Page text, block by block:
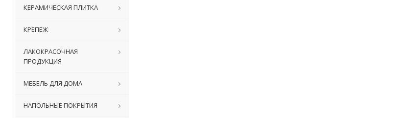
КЕРАМИЧЕСКАЯ ПЛИТКА
КРЕПЕЖ
ЛАКОКРАСОЧНАЯ
ПРОДУКЦИЯ
МЕБЕЛЬ ДЛЯ ДОМА
НАПОЛЬНЫЕ ПОКРЫТИЯ